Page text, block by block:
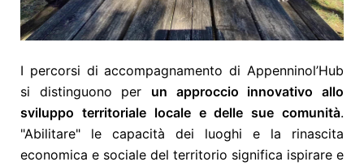
I percorsi di accompagnamento di Appenninol’Hub
si distinguono per un approccio innovativo allo
sviluppo territoriale locale e delle sue comunità.
"Abilitare" le capacità dei luoghi e la rinascita
economica e sociale del territorio significa ispirare e